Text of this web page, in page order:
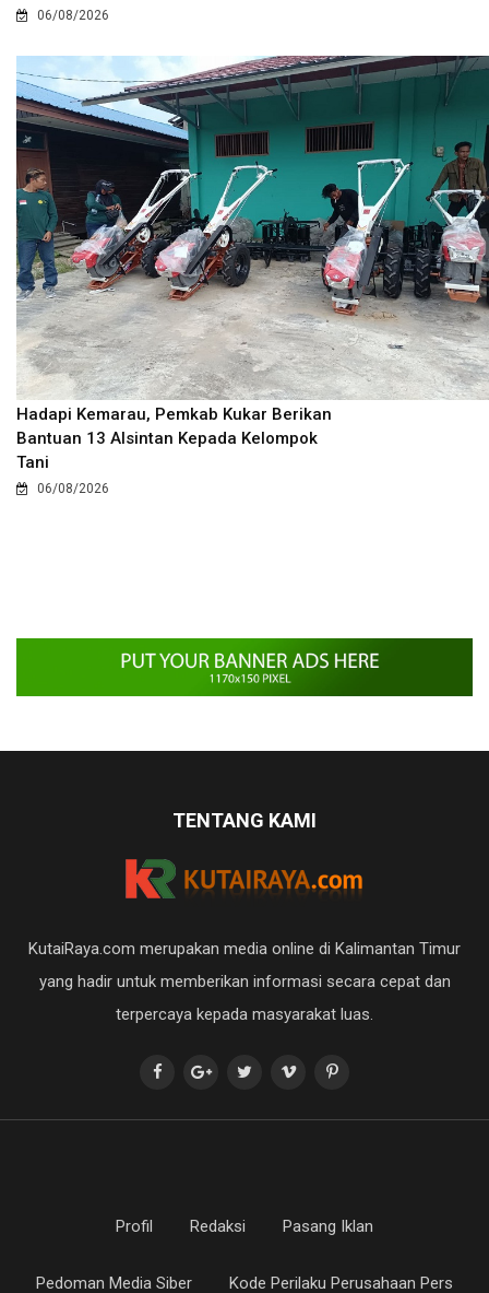
06/08/2026
Hadapi Kemarau, Pemkab Kukar Berikan
Bantuan 13 Alsintan Kepada Kelompok
Tani
06/08/2026
TENTANG KAMI
KutaiRaya.com merupakan media online di Kalimantan Timur
yang hadir untuk memberikan informasi secara cepat dan
terpercaya kepada masyarakat luas.
Profil Redaksi Pasang Iklan
Pedoman Media Siber Kode Perilaku Perusahaan Pers